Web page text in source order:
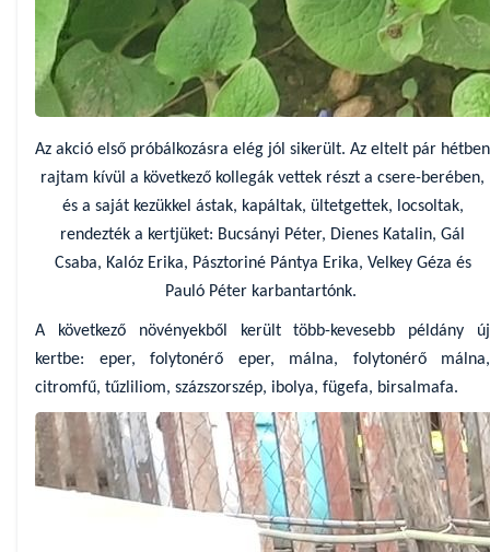
Az akció első próbálkozásra elég jól sikerült. Az eltelt pár hétben
rajtam kívül a következő kollegák vettek részt a csere-berében,
és a saját kezükkel ástak, kapáltak, ültetgettek, locsoltak,
rendezték a kertjüket: Bucsányi Péter, Dienes Katalin, Gál
Csaba, Kalóz Erika, Pásztoriné Pántya Erika, Velkey Géza és
Pauló Péter karbantartónk.
A következő növényekből került több-kevesebb példány új
kertbe: eper, folytonérő eper, málna, folytonérő málna,
citromfű, tűzliliom, százszorszép, ibolya, fügefa, birsalmafa.